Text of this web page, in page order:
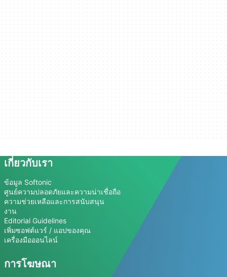
เกี่ยวกับเรา
ข้อมูล Softonic
ศูนย์ความปลอดภัยและความน่าเชื่อถือ
ความช่วยเหลือและการสนับสนุน
งาน
Editorial Guidelines
เพิ่มซอฟต์แวร์ / แอปของคุณ
เครื่องมือออนไลน์
การโฆษณา